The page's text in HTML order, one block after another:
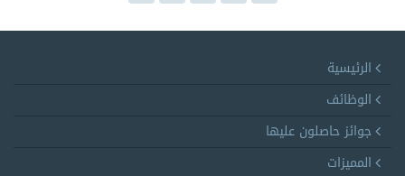
الرئيسية
الوظائف
جوائز حاصلون عليها
المميزات